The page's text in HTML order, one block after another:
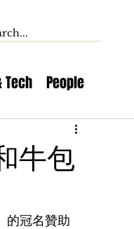
Tech People
牛包
的冠名贊助